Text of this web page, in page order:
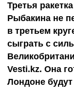
Третья
Рыбакина не
в третьем
сыграть с
Vesti.kz. Она
Лондоне